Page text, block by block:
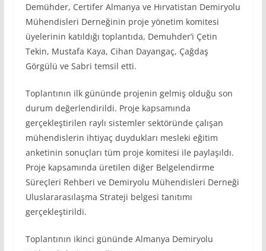
Demühder, Certifer Almanya ve Hırvatistan Demiryolu
Mühendisleri Derneğinin proje yönetim komitesi
üyelerinin katıldığı toplantıda, Demuhder’i Çetin
Tekin, Mustafa Kaya, Cihan Dayangaç, Çağdaş
Görgülü ve Sabri temsil etti.
Toplantının ilk gününde projenin gelmiş olduğu son
durum değerlendirildi. Proje kapsamında
gerçekleştirilen raylı sistemler sektöründe çalışan
mühendislerin ihtiyaç duydukları mesleki eğitim
anketinin sonuçları tüm proje komitesi ile paylaşıldı.
Proje kapsamında üretilen diğer Belgelendirme
Süreçleri Rehberi ve Demiryolu Mühendisleri Derneği
Uluslararasılaşma Strateji belgesi tanıtımı
gerçekleştirildi.
Toplantının ikinci gününde Almanya Demiryolu